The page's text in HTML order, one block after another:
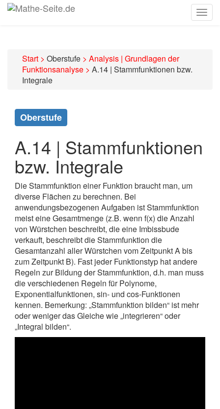
Start > Oberstufe > Analysis | Grundlagen der
Funktionsanalyse > A.14 | Stammfunktionen bzw.
Integrale
Oberstufe
A.14 | Stammfunktionen
bzw. Integrale
Die Stammfunktion einer Funktion braucht man, um
diverse Flächen zu berechnen. Bei
anwendungsbezogenen Aufgaben ist Stammfunktion
meist eine Gesamtmenge (z.B. wenn f(x) die Anzahl
von Würstchen beschreibt, die eine Imbissbude
verkauft, beschreibt die Stammfunktion die
Gesamtanzahl aller Würstchen vom Zeitpunkt A bis
zum Zeitpunkt B). Fast jeder Funktionstyp hat andere
Regeln zur Bildung der Stammfunktion, d.h. man muss
die verschiedenen Regeln für Polynome,
Exponentialfunktionen, sin- und cos-Funktionen
kennen. Bemerkung: „Stammfunktion bilden“ ist mehr
oder weniger das Gleiche wie „integrieren“ oder
„Integral bilden“.